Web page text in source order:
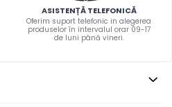
ASISTENȚĂ TELEFONICĂ
Oferim suport telefonic in alegerea
produselor în intervalul orar 09-17
de luni până vineri.